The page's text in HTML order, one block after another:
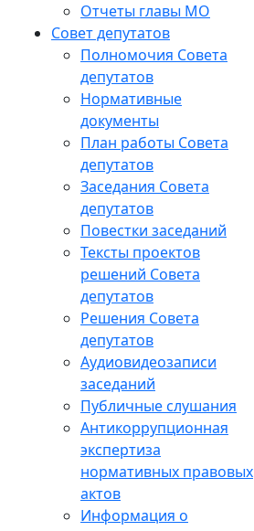
Отчеты главы МО
Совет депутатов
Полномочия Совета
депутатов
Нормативные
документы
План работы Совета
депутатов
Заседания Cовета
депутатов
Повестки заседаний
Тексты проектов
решений Совета
депутатов
Решения Совета
депутатов
Аудиовидеозаписи
заседаний
Публичные слушания
Антикоррупционная
экспертиза
нормативных правовых
актов
Информация о